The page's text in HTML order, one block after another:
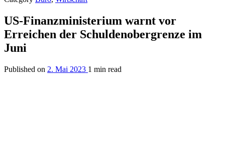
US-Finanzministerium warnt vor
Erreichen der Schuldenobergrenze im
Juni
Published on 2. Mai 2023 1 min read